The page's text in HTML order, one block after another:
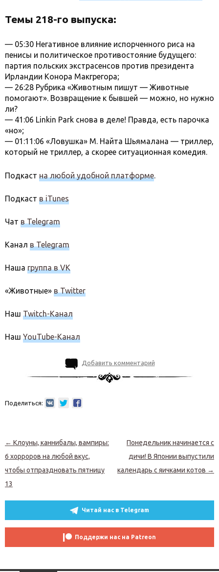
Темы 218-го выпуска:
— 05:30 Негативное влияние испорченного риса на
пенисы и политическое противостояние будущего:
партия польских экстрасенсов против президента
Ирландии Конора Макгрегора;
— 26:28 Рубрика «Животным пишут — Животные
помогают». Возвращение к бывшей — можно, но нужно
ли?
— 41:06 Linkin Park снова в деле! Правда, есть парочка
«но»;
— 01:11:06 «Ловушка» М. Найта Шьямалана — триллер,
который не триллер, а скорее ситуационная комедия.
Подкаст на любой удобной платформе.
Подкаст в iTunes
Чат в Telegram
Канал в Telegram
Наша группа в VK
«Животные» в Twitter
Наш Twitch-Канал
Наш YouTube-Канал
Добавить комментарий
Поделиться:
Навигация по записям
← Клоуны, каннибалы, вампиры:
6 хорроров на любой вкус,
чтобы отпраздновать пятницу
13
Понедельник начинается с
дичи! В Японии выпустили
календарь с яичками котов →
Читай нас в Telegram
Поддержи нас на Patreon